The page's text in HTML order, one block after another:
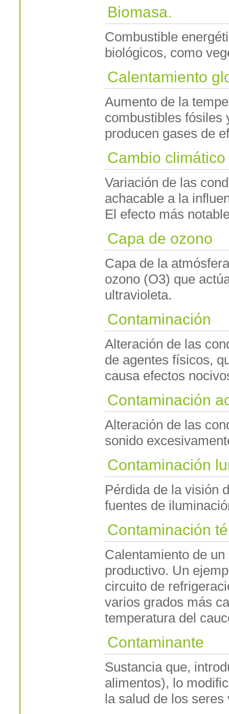
Biomasa.
Combustible
biológicos, como
Calentamiento
Aumento de la
combustibles fósiles
producen gases de
Cambio climático
Variación de las
achacable a la
El efecto más
Capa de ozono
Capa de la
ozono (O3) que
ultravioleta.
Contaminación
Alteración de las
de agentes físicos,
causa efectos
Contaminación
Alteración de las
sonido
Contaminación
Pérdida de la visión
fuentes de
Contaminación
Calentamiento de
productivo. Un
circuito de
varios grados más
temperatura del
Contaminante
Sustancia que,
alimentos), lo
la salud de los seres